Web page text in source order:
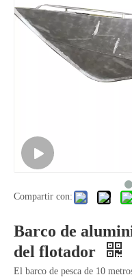
Compartir con:
Barco de
del flotador
El barco de pesca de 10